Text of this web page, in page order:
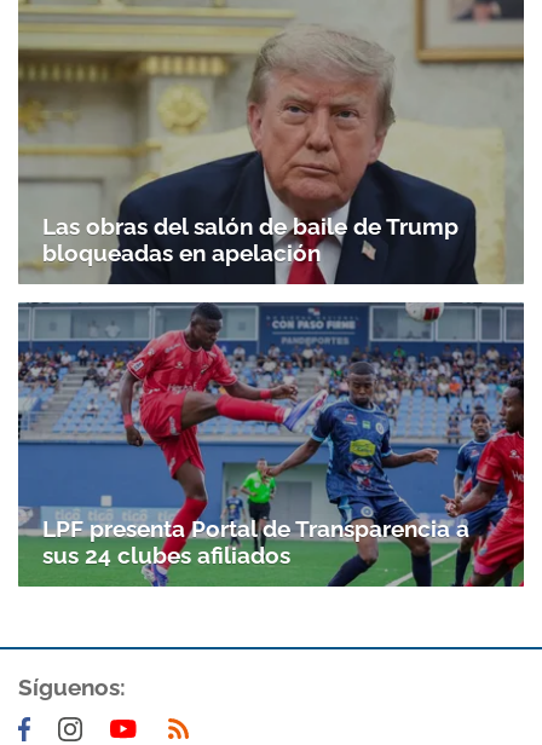
Las obras del salón de baile de Trump
bloqueadas en apelación
LPF presenta Portal de Transparencia a
sus 24 clubes afiliados
Síguenos: